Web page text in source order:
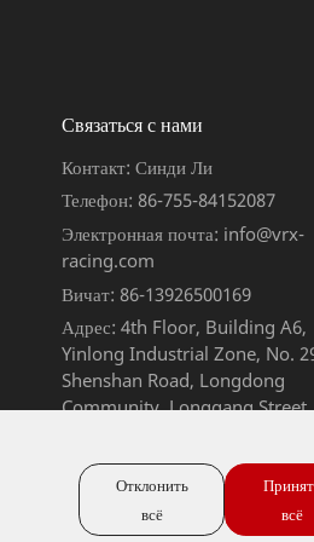
Связаться с нами
Контакт: Синди Ли
Телефон: 86-755-84152087
Электронная почта: info@vrx-
racing.com
Вичат: 86-13926500169
Адрес: 4th Floor, Building A6,
Yinlong Industrial Zone, No.
Shenshan Road, Longdong
Community, Longgang Street,
Guangdong, China
Отклонить
всё
всё